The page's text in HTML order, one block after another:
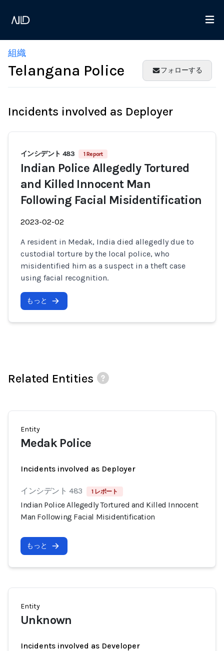
組織
Telangana Police フォローする
Incidents involved as Deployer
インシデント 483 1 Report
Indian Police Allegedly Tortured
and Killed Innocent Man
Following Facial Misidentification
2023-02-02
A resident in Medak, India died allegedly due to
custodial torture by the local police, who
misidentified him as a suspect in a theft case
using facial recognition.
もっと
Related Entities
Entity
Medak Police
Incidents involved as Deployer
インシデント 483 1 レポート
Indian Police Allegedly Tortured and Killed Innocent
Man Following Facial Misidentification
もっと
Entity
Unknown
Incidents involved as Developer